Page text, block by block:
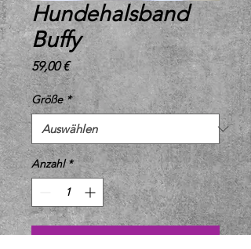
Hundehalsband
Buffy
59,00 €Preis
Größe *
Anzahl *